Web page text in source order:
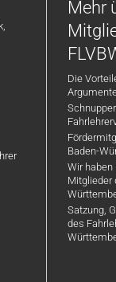
Mehr
Die
Baden-
Wir haben
Mitglieder
Satzung,
des